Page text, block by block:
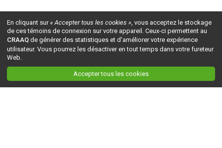
En cliquant sur« Accepter tous les cookies », vous acceptez le stockage
de ces témoins de connexion sur votre appareil. Ceux-ci permettent au
CRAAQ de générer des statistiques et d'améliorer votre expérience
utilisateur. Vous pourrez les désactiver en tout temps dans votre fureteur
Web.
Accepter tous les cookies